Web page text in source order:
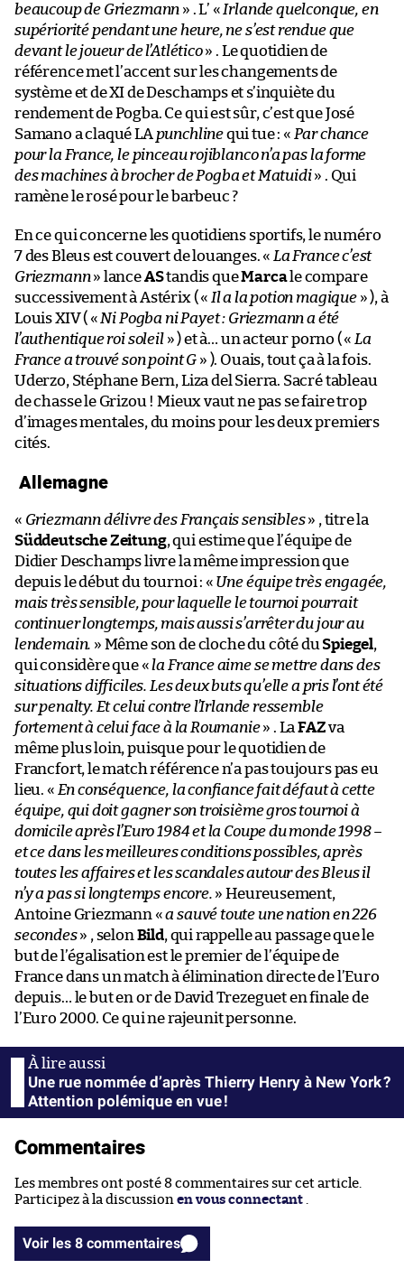
beaucoup de Griezmann » . L’ « Irlande quelconque, en
supériorité pendant une heure, ne s’est rendue que
devant le joueur de l’Atlético» . Le quotidien de
référence met l’accent sur les changements de
système et de XI de Deschamps et s’inquiète du
rendement de Pogba. Ce qui est sûr, c’est que José
Samano a claqué LA punchlinequi tue : « Par chance
pour la France, le pinceaurojiblancon’a pas la forme
des machines à brocher de Pogba et Matuidi» . Qui
ramène le rosé pour le barbeuc ?
En ce qui concerne les quotidiens sportifs, le numéro
7 des Bleus est couvert de louanges. « La France c’est
Griezmann» lanceAStandis queMarcale compare
successivement à Astérix ( « Il a la potion magique» ), à
Louis XIV ( « Ni Pogba ni Payet : Griezmann a été
l’authentique roi soleil» ) et à… un acteur porno ( « La
France a trouvé son point G » ). Ouais, tout ça à la fois.
Uderzo, Stéphane Bern, Liza del Sierra. Sacré tableau
de chasse le Grizou ! Mieux vaut ne pas se faire trop
d’images mentales, du moins pour les deux premiers
cités.
Allemagne
« Griezmann délivre des Français sensibles» , titre la
Süddeutsche Zeitung, qui estime que l’équipe de
Didier Deschamps livre la même impression que
depuis le début du tournoi : « Une équipe très engagée,
mais très sensible, pour laquelle le tournoi pourrait
continuer longtemps, mais aussi s’arrêter du jour au
lendemain. » Même son de cloche du côté du Spiegel,
qui considère que « la France aime se mettre dans des
situations difficiles. Les deux buts qu’elle a pris l’ont été
sur penalty. Et celui contre l’Irlande ressemble
fortement à celui face à la Roumanie» . LaFAZva
même plus loin, puisque pour le quotidien de
Francfort, le match référence n’a pas toujours pas eu
lieu. « En conséquence, la confiance fait défaut à cette
équipe, qui doit gagner son troisième gros tournoi à
domicile après l’Euro 1984 et la Coupe du monde 1998 –
et ce dans les meilleures conditions possibles, après
toutes les affaires et les scandales autour des Bleus il
n’y a pas si longtemps encore. » Heureusement,
Antoine Griezmann «a sauvé toute une nation en 226
secondes» , selon Bild, qui rappelle au passage que le
but de l’égalisation est le premier de l’équipe de
France dans un match à élimination directe de l’Euro
depuis… le but en or de David Trezeguet en finale de
l’Euro 2000. Ce qui ne rajeunit personne.
Une rue nommée d’après Thierry Henry à New York ?
Attention polémique en vue !
Commentaires
Les membres ont posté 8 commentaires sur cet article.
Participez à la discussion en vous connectant
Voir les 8 commentaires